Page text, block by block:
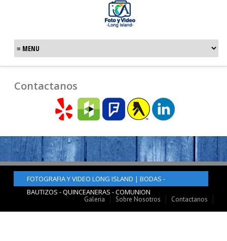
Contactanos
FOTOGRAFIA Y VIDEO LONG ISLAND | BODAS -
BAUTIZOS - QUINCEANERAS - COMUNION
Galeria Sobre Nosotros Contactanos